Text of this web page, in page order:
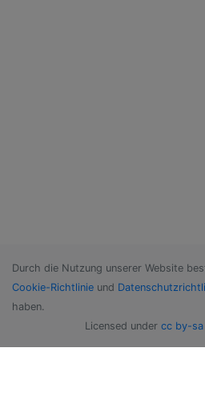
Durch die Nutzung unserer Website
Cookie-Richtlinie und
haben.
Licensed under cc by-